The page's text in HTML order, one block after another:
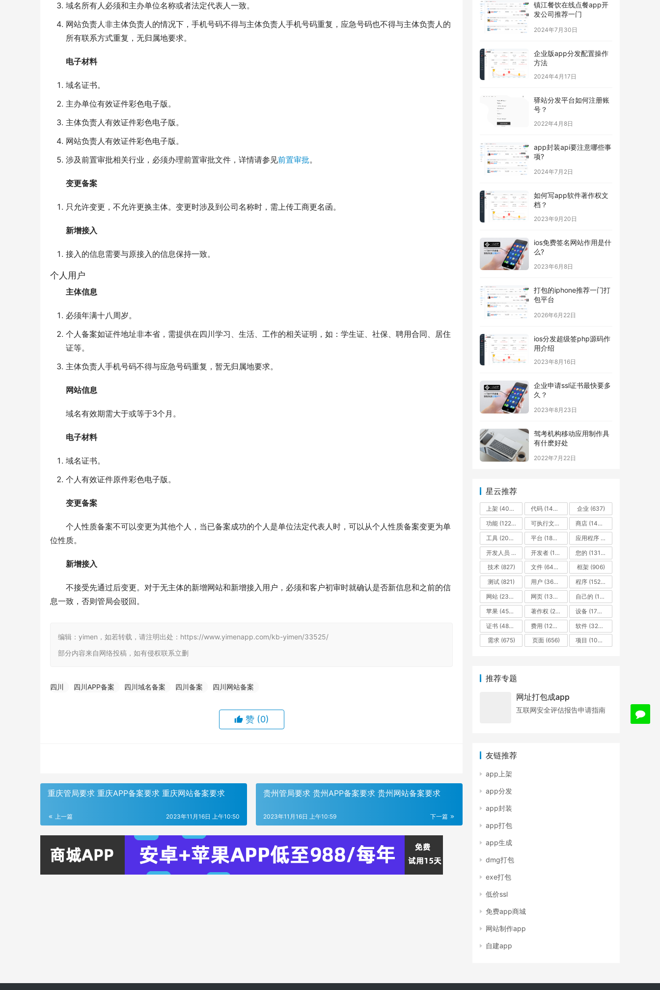
域名所有人必须和主办单位名称或者法定代表人一致。
网站负责人非主体负责人的情况下，手机号码不得与主体负责人手机号码重复，应急号码也不得与主体负责人的
所有联系方式重复，无归属地要求。
电子材料
域名证书。
主办单位有效证件彩色电子版。
主体负责人有效证件彩色电子版。
网站负责人有效证件彩色电子版。
涉及前置审批相关行业，必须办理前置审批文件，详情请参见前置审批。
变更备案
只允许变更，不允许更换主体。变更时涉及到公司名称时，需上传工商更名函。
新增接入
接入的信息需要与原接入的信息保持一致。
个人用户
主体信息
必须年满十八周岁。
个人备案如证件地址非本省，需提供在四川学习、生活、工作的相关证明，如：学生证、社保、聘用合同、居住
证等。
主体负责人手机号码不得与应急号码重复，暂无归属地要求。
网站信息
域名有效期需大于或等于3个月。
电子材料
域名证书。
个人有效证件原件彩色电子版。
变更备案
个人性质备案不可以变更为其他个人，当已备案成功的个人是单位法定代表人时，可以从个人性质备案变更为单
位性质。
新增接入
不接受先通过后变更。对于无主体的新增网站和新增接入用户，必须和客户初审时就确认是否新信息和之前的信
息一致，否则管局会驳回。
编辑：yimen，如若转载，请注明出处：https://www.yimenapp.com/kb-yimen/33525/
部分内容来自网络投稿，如有侵权联系立删
四川 四川APP备案 四川域名备案 四川备案 四川网站备案
赞 (0)
重庆管局要求 重庆APP备案要求 重庆网站备案要求
上一篇 2023年11月16日 上午10:50
贵州管局要求 贵州APP备案要求 贵州网站备案要求
下一篇
2023年11月16日 上午10:59
镇江餐饮在线点餐app开
发公司推荐一门
2024年7月30日
企业版app分发配置操作
方法
2024年4月17日
驿站分发平台如何注册账
号？
2022年4月8日
app封装api要注意哪些事
项?
2024年7月2日
如何写app软件著作权文
档？
2023年9月20日
ios免费签名网站作用是什
么?
2023年6月8日
打包的iphone推荐一门打
包平台
2026年6月22日
ios分发超级签php源码作
用介绍
2023年8月16日
企业申请ssl证书最快要多
久？
2023年8月23日
驾考机构移动应用制作具
有什麽好处
2022年7月22日
星云推荐
上架 (4005) 代码 (1408) 企业 (637)
功能 (1223) 可执行文件 (559)商店 (1442)
工具 (2095) 平台 (1846) 应用程序
开发人员
开发者 (10672) 您的 (1310)
技术(827) 文件 (6426) 框架 (906)
测试 (821) 用户 (3647) 程序 (1527)
网站 (2384) 网页 (1362) 自己的 (1823)
苹果 (4561) 著作权 (2438) 设备 (1738)
证书 (4875) 费用 (1201) 软件 (3241)
需求(675) 页面(656) 项目 (1081)
推荐专题
网址打包成app
互联网安全评估报告申请指南
友链推荐
app上架
app分发
app封装
app打包
app生成
dmg打包
exe打包
低价ssl
免费app商城
网站制作app
自建app